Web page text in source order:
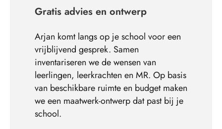
Gratis advies en ontwerp
Arjan komt langs op je school voor een
vrijblijvend gesprek. Samen
inventariseren we de wensen van
leerlingen, leerkrachten en MR. Op basis
van beschikbare ruimte en budget maken
we een maatwerk-ontwerp dat past bij je
school.